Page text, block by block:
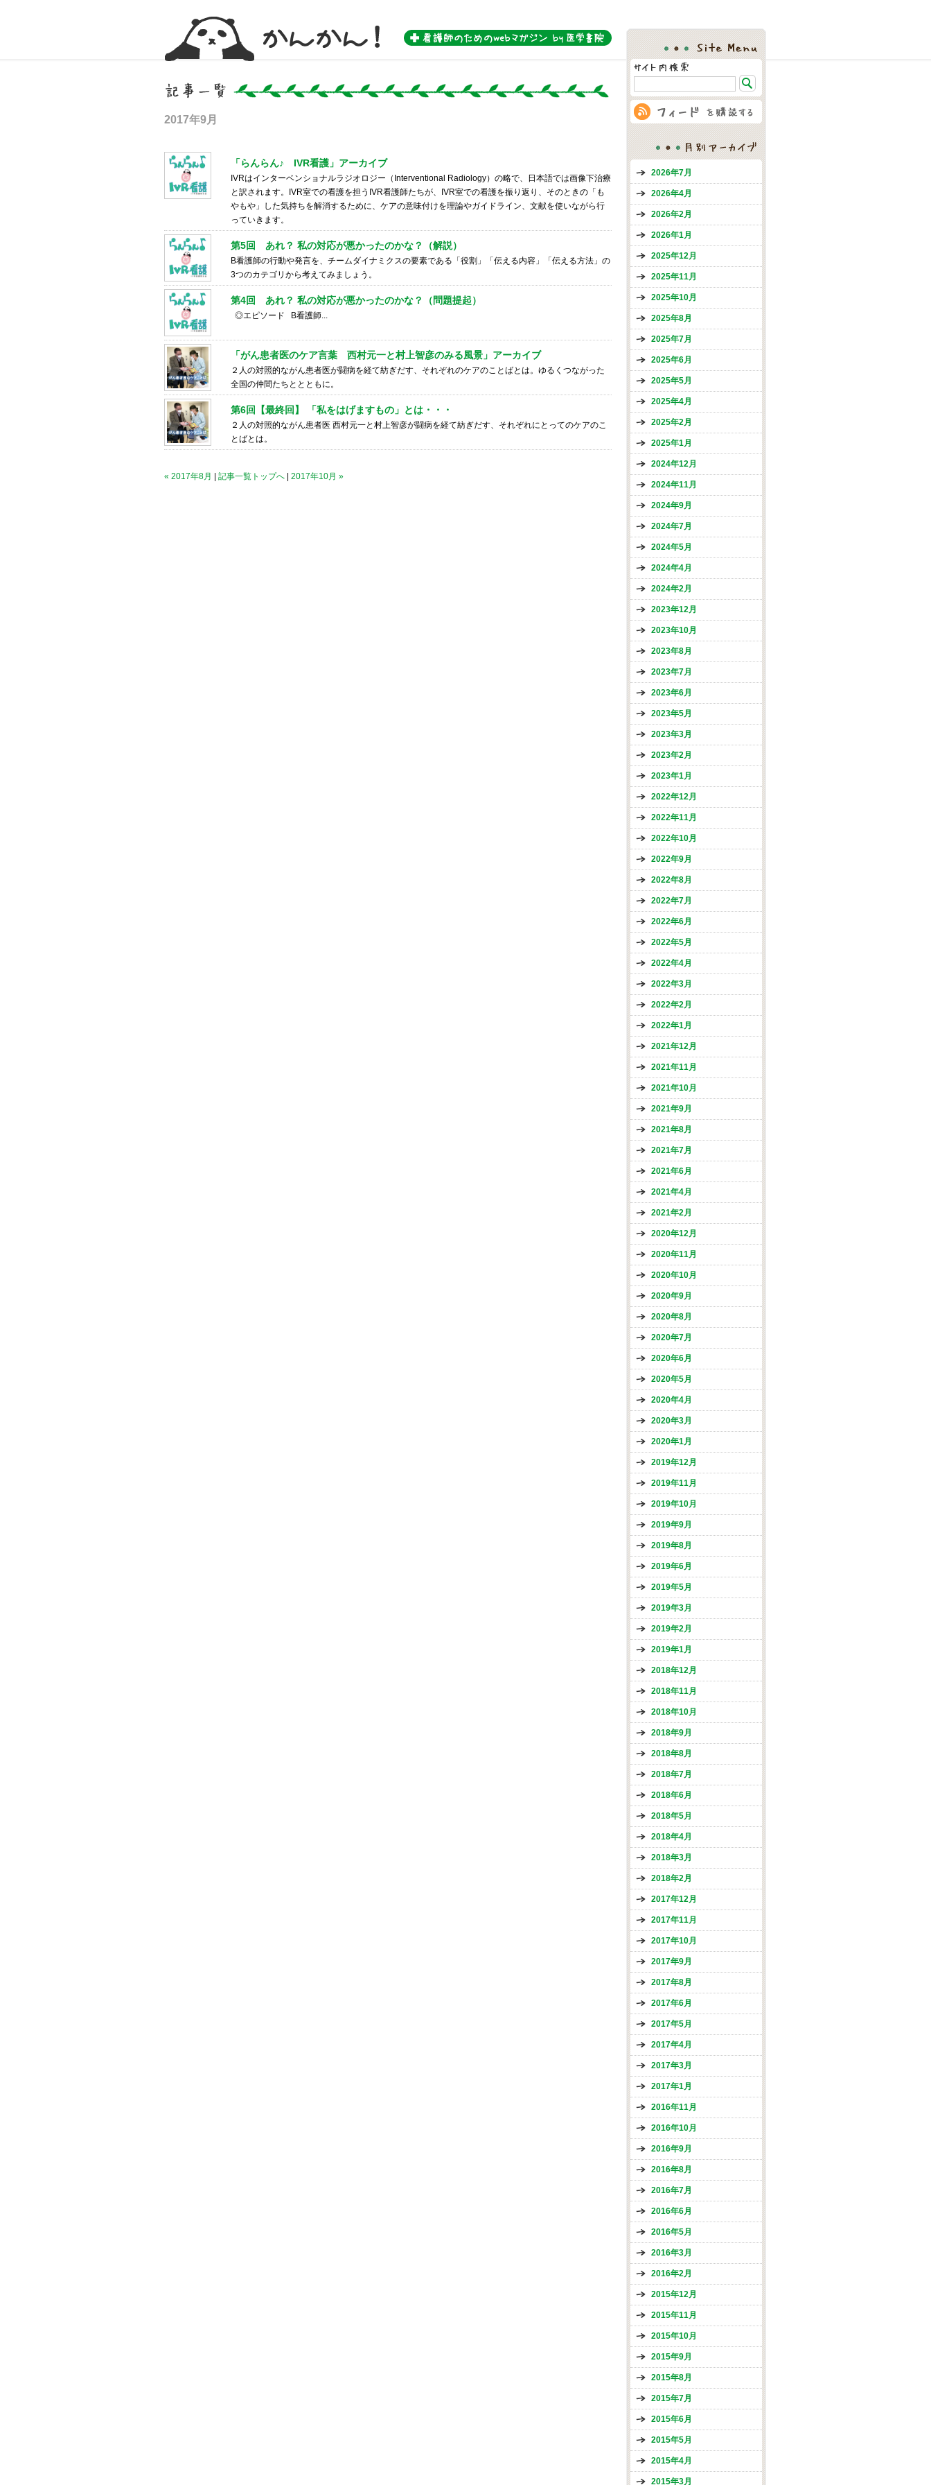
2017年9月
「らんらん♪ IVR看護」アーカイブ
IVRはインターベンショナルラジオロジー（Interventional Radiology）の略で、日本語では画像下治療
と訳されます。IVR室での看護を担うIVR看護師たちが、IVR室での看護を振り返り、そのときの「も
やもや」した気持ちを解消するために、ケアの意味付けを理論やガイドライン、文献を使いながら行
っていきます。
第5回 あれ？ 私の対応が悪かったのかな？（解説）
B看護師の行動や発言を、チームダイナミクスの要素である「役割」「伝える内容」「伝える方法」の
3つのカテゴリから考えてみましょう。
第4回 あれ？ 私の対応が悪かったのかな？（問題提起）
◎エピソード B看護師...
「がん患者医のケア言葉 西村元一と村上智彦のみる風景」アーカイブ
２人の対照的ながん患者医が闘病を経て紡ぎだす、それぞれのケアのことばとは。ゆるくつながった
全国の仲間たちととともに。
第6回【最終回】 「私をはげますもの」とは・・・
２人の対照的ながん患者医 西村元一と村上智彦が闘病を経て紡ぎだす、それぞれにとってのケアのこ
とばとは。
« 2017年8月 記事一覧トップへ 2017年10月 »
Site Menu
月別アーカイブ
2026年7月
2026年4月
2026年2月
2026年1月
2025年12月
2025年11月
2025年10月
2025年8月
2025年7月
2025年6月
2025年5月
2025年4月
2025年2月
2025年1月
2024年12月
2024年11月
2024年9月
2024年7月
2024年5月
2024年4月
2024年2月
2023年12月
2023年10月
2023年8月
2023年7月
2023年6月
2023年5月
2023年3月
2023年2月
2023年1月
2022年12月
2022年11月
2022年10月
2022年9月
2022年8月
2022年7月
2022年6月
2022年5月
2022年4月
2022年3月
2022年2月
2022年1月
2021年12月
2021年11月
2021年10月
2021年9月
2021年8月
2021年7月
2021年6月
2021年4月
2021年2月
2020年12月
2020年11月
2020年10月
2020年9月
2020年8月
2020年7月
2020年6月
2020年5月
2020年4月
2020年3月
2020年1月
2019年12月
2019年11月
2019年10月
2019年9月
2019年8月
2019年6月
2019年5月
2019年3月
2019年2月
2019年1月
2018年12月
2018年11月
2018年10月
2018年9月
2018年8月
2018年7月
2018年6月
2018年5月
2018年4月
2018年3月
2018年2月
2017年12月
2017年11月
2017年10月
2017年9月
2017年8月
2017年6月
2017年5月
2017年4月
2017年3月
2017年1月
2016年11月
2016年10月
2016年9月
2016年8月
2016年7月
2016年6月
2016年5月
2016年3月
2016年2月
2015年12月
2015年11月
2015年10月
2015年9月
2015年8月
2015年7月
2015年6月
2015年5月
2015年4月
2015年3月